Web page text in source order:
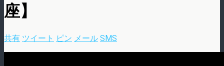
座】
共有 ツイート ピン メール SMS